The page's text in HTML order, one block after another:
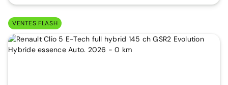
VENTES FLASH